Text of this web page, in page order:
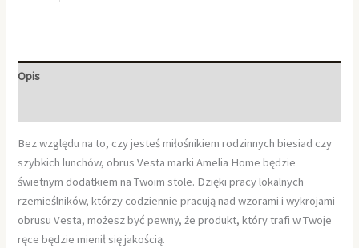
Opis
Bez względu na to, czy jesteś miłośnikiem rodzinnych biesiad czy
szybkich lunchów, obrus Vesta marki Amelia Home będzie
świetnym dodatkiem na Twoim stole. Dzięki pracy lokalnych
rzemieślników, którzy codziennie pracują nad wzorami i wykrojami
obrusu Vesta, możesz być pewny, że produkt, który trafi w Twoje
ręce będzie mienił się jakością.